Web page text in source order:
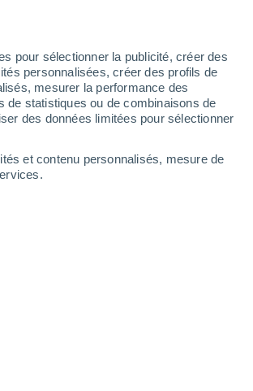
pour sélectionner la publicité, créer des
personnalisées, créer des profils de
mesurer la performance des
de statistiques ou de combinaisons de
des données limitées pour sélectionner
et contenu personnalisés, mesure de
27°
16°
Tsav
Leaflet